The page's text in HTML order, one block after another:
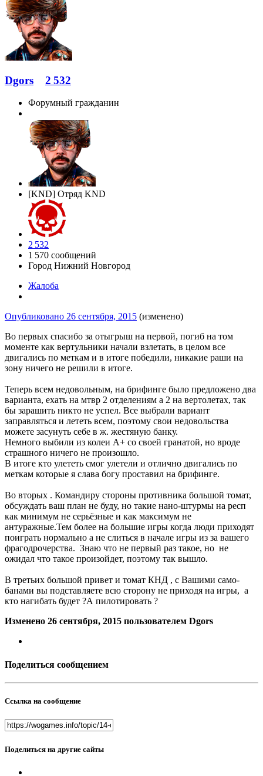
Dgors 2 532
Форумный гражданин
[KND] Отряд KND
2 532
1 570 сообщений
Город Нижний Новгород
Жалоба
Опубликовано 26 сентября, 2015 (изменено)
Во первых спасибо за отыгрыш на первой, погиб на том
моменте как вертульники начали взлетать, в целом все
двигались по меткам и в итоге победили, никакие раши на
зону ничего не решили в итоге.
Теперь всем недовольным, на брифинге было предложено два
варианта, ехать на мтвр 2 отделениям а 2 на вертолетах, так
бы зарашить никто не успел. Все выбрали вариант
заправляться и лететь всем, поэтому свои недовольства
можете засунуть себе в ж. жестяную банку.
Немного выбили из колеи А+ со своей гранатой, но вроде
страшного ничего не произошло.
В итоге кто улететь смог улетели и отлично двигались по
меткам которые я слава богу проставил на брифинге.
Во вторых . Командиру стороны противника большой томат,
обсуждать ваш план не буду, но такие нано-штурмы на респ
как минимум не серьёзные и как максимум не
антуражные.Тем более на большие игры когда люди приходят
поиграть нормально а не слиться в начале игры из за вашего
фрагодрочерства. Знаю что не первый раз такое, но не
ожидал что такое произойдет, поэтому так вышло.
В третьих большой привет и томат КНД , с Вашими само-
банами вы подставляете всю сторону не приходя на игры, а
кто нагибать будет ?А пилотировать ?
Изменено 26 сентября, 2015 пользователем Dgors
Поделиться сообщением
Ссылка на сообщение
Поделиться на другие сайты